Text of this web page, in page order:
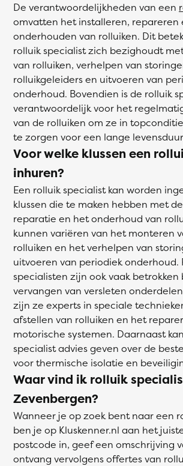
De verantwoordelijkheden van een
omvatten het installeren, repareren
onderhouden van rolluiken. Dit
rolluik specialist zich bezighoudt
van rolluiken, verhelpen van
rolluikgeleiders en uitvoeren van
onderhoud. Bovendien is de rolluik
verantwoordelijk voor het
van de rolluiken om ze in
te zorgen voor een lange
Voor welke klussen een
inhuren?
Een rolluik specialist kan worden
klussen die te maken hebben met
reparatie en het onderhoud van
kunnen variëren van het monteren
rolluiken en het verhelpen van
uitvoeren van periodiek onderhoud.
specialisten zijn ook vaak betrokken
vervangen van versleten
zijn ze experts in speciale
afstellen van rolluiken en het
motorische systemen. Daarnaast
specialist advies geven over de
voor thermische isolatie en
Waar vind ik rolluik
Zevenbergen?
Wanneer je op zoek bent naar een
ben je op Kluskenner.nl aan het
postcode in, geef een omschrijving
ontvang vervolgens offertes van